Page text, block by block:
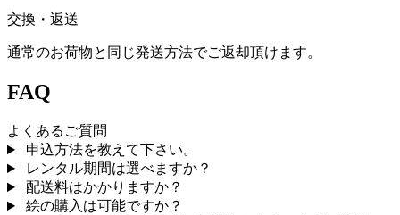
交換・返送
通常のお荷物と同じ発送方法でご返却頂けます。
FAQ
よくあるご質問
申込方法を教えて下さい。
レンタル期間は選べますか？
配送料はかかりますか？
絵の購入は可能ですか？